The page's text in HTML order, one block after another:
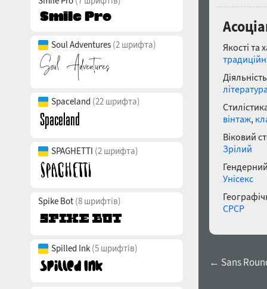
Soul Adventures (2 шрифта)
Spaceland (22 шрифта)
SPAGHETTI (2 шрифта)
Spike Bot (8 шрифтів)
Spilled Ink (5 шрифтів)
Якості та
вінтаж,
Віковий
Зрілий
Унісекс
СРСР
← Sans